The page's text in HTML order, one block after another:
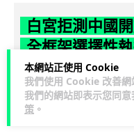
本網站正使用 Cookie
我們使用 Cookie 改善
我們的網站即表示您同
策 。
白宮拒測中國
全框架選擇性
彭博社報道，白宮通知
模型將不納入特朗普政
則聯署呼籲政府不要限...